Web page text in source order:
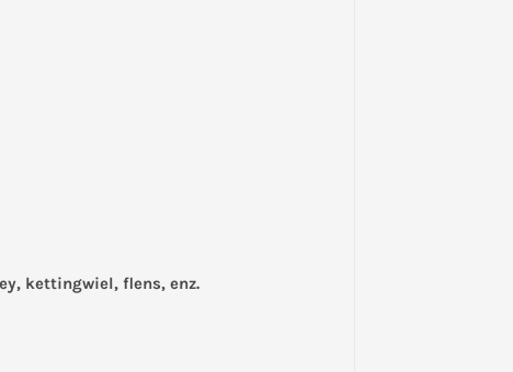
kettingwiel, flens, enz.